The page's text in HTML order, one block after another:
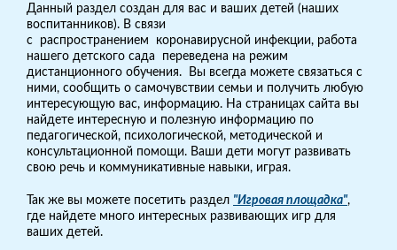
Данный раздел создан для вас и ваших детей (наших
воспитанников). В связи
с распространением коронавирусной инфекции, работа
нашего детского сада переведена на режим
дистанционного обучения. Вы всегда можете связаться с
ними, сообщить о самочувствии семьи и получить любую
интересующую вас, информацию. На страницах сайта вы
найдете интересную и полезную информацию по
педагогической, психологической, методической и
консультационной помощи. Ваши дети могут развивать
свою речь и коммуникативные навыки, играя.
Так же вы можете посетить раздел "Игровая площадка",
где найдете много интересных развивающих игр для
ваших детей.